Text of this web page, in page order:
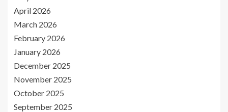
April 2026
March 2026
February 2026
January 2026
December 2025
November 2025
October 2025
September 2025